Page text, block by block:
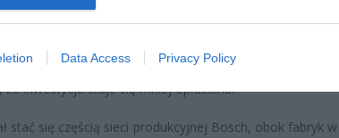
Data Access Privacy Policy
prognozy dotyczące rynku. Bosch ocenia, że rozwój
będzie znacznie wolniejszy, niż wcześniej zakładano.
niepewność polityczna i gospodarcza, które
inwestycja staje się mniej opłacalna.
stać się częścią sieci produkcyjnej Bosch, obok fabryk w